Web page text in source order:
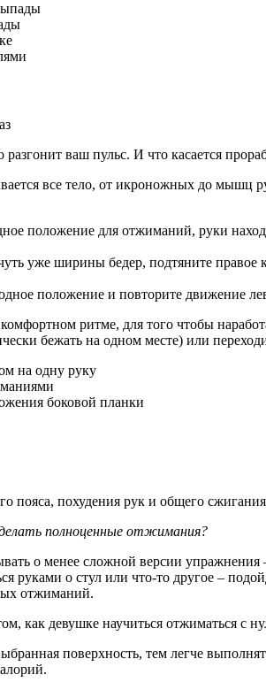
ваш пульс. И что касается
все тело, от икроножных до мышц
положение для отжиманий, руки
уже ширины бедер, подтяните
положение и повторите движение
ритме, для того чтобы
бежать на одном месте) или
на одну руку
боковой планки
пояса, похудения рук и общего
полноценные отжимания?
о менее сложной версии упражнения
руками о стул или что-то другое –
отжиманий.
как девушке научиться отжиматься с
поверхность, тем легче